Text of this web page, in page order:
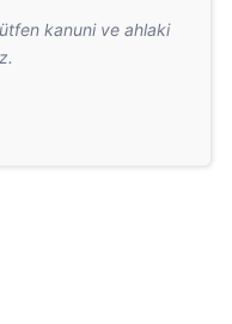
kanuni ve ahlaki